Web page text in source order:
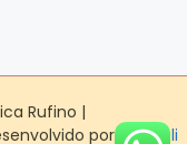
Rufino |
por Gallipoli